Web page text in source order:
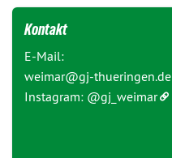
Kontakt
E-Mail:
weimar@gj-thueringen.de
Instagram: @gj_weimar